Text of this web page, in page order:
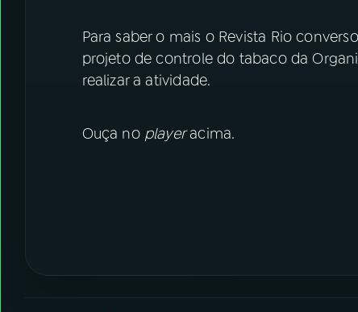
Para saber o mais o Revista Rio
projeto de controle do tabaco da
realizar a atividade.
Ouça no playeracima.